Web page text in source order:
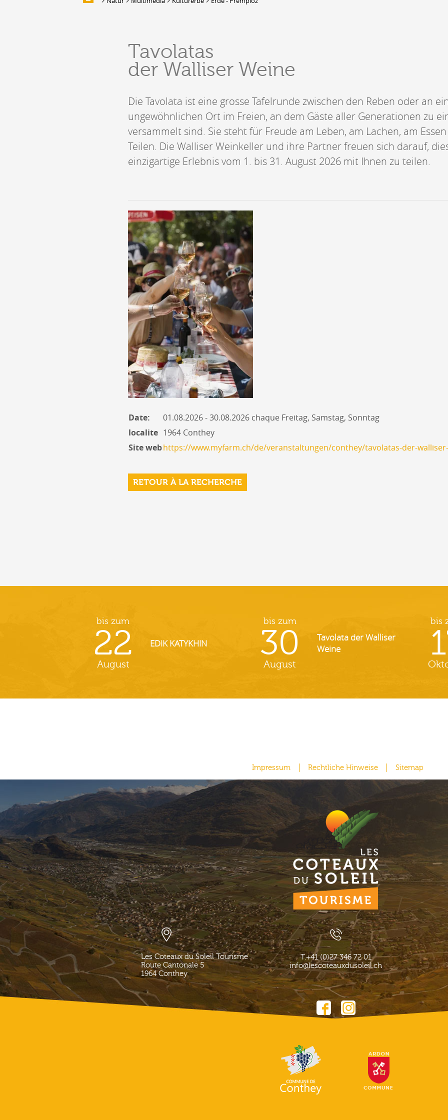
Multimedia
Unterbringung
Location de salles et de couverts
Caveaux de dégustation
Géologie, faune et flore
Mayens et alpages
Hébergement
Accès
Tavolatas
der Walliser Weine
Die Tavolata ist eine grosse Tafelrunde zwischen den Reben oder an
ungewöhnlichen Ort im Freien, an dem Gäste aller Generationen zu
versammelt sind. Sie steht für Freude am Leben, am Lachen, am
Teilen. Die Walliser Weinkeller und ihre Partner freuen sich darauf,
einzigartige Erlebnis vom 1. bis 31. August 2026 mit Ihnen zu teilen.
Date:
01.08.2026 - 30.08.2026 chaque Freitag, Samstag, Sonntag
localite 1964 Conthey
Site webhttps://www.myfarm.ch/de/veranstaltungen/conthey/tavolatas-der-walliser-
RETOUR À LA RECHERCHE
bis zum
22
August
EDIK KATYKHIN
bis zum
30
August
Tavolata der Walliser
Weine
bis
Impressum Rechtliche Hinweise Sitemap
Les Coteaux du Soleil Tourisme
Route Cantonale 5
1964 Conthey
T.+41 (0)27 346 72 01
info@lescoteauxdusoleil.ch